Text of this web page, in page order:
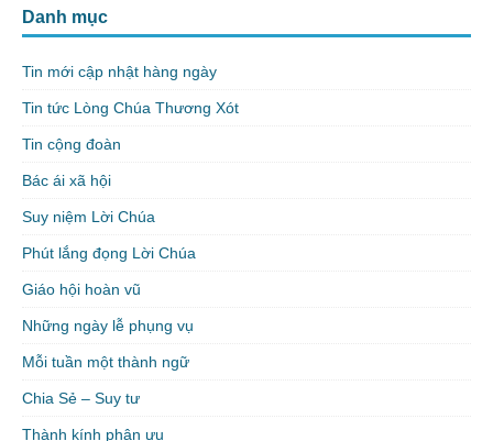
Danh mục
Tin mới cập nhật hàng ngày
Tin tức Lòng Chúa Thương Xót
Tin cộng đoàn
Bác ái xã hội
Suy niệm Lời Chúa
Phút lắng đọng Lời Chúa
Giáo hội hoàn vũ
Những ngày lễ phụng vụ
Mỗi tuần một thành ngữ
Chia Sẻ – Suy tư
Thành kính phân ưu